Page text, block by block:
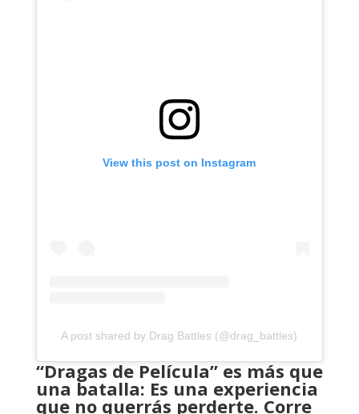
View this post on Instagram
A post shared by Drag Battles (@drag_battles)
“Dragas de Película” es más que
una batalla: Es una experiencia
que no querrás perderte. Corre